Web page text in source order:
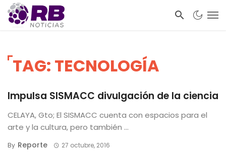
TAG: TECNOLOGÍA
Impulsa SISMACC divulgación de la ciencia
CELAYA, Gto; El SISMACC cuenta con espacios para el
arte y la cultura, pero también ...
By Reporte 27 octubre, 2016